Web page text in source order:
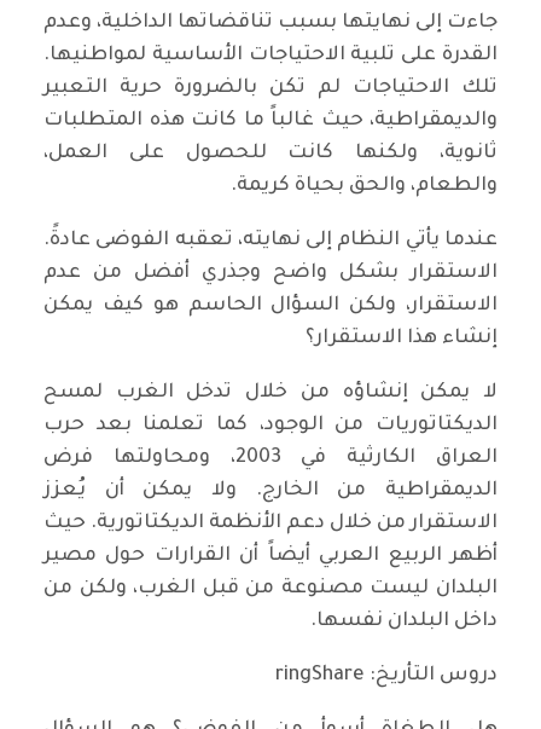
جاءت إلى نهايتها بسبب تناقضاتها الداخلية، وعدم
القدرة على تلبية الاحتياجات الأساسية لمواطنيها.
تلك الاحتياجات لم تكن بالضرورة حرية التعبير
والديمقراطية، حيث غالباً ما كانت هذه المتطلبات
ثانوية، ولكنها كانت للحصول على العمل،
والطعام، والحق بحياة كريمة.
عندما يأتي النظام إلى نهايته، تعقبه الفوضى عادةً.
الاستقرار بشكل واضح وجذري أفضل من عدم
الاستقرار، ولكن السؤال الحاسم هو كيف يمكن
إنشاء هذا الاستقرار؟
لا يمكن إنشاؤه من خلال تدخل الغرب لمسح
الديكتاتوريات من الوجود، كما تعلمنا بعد حرب
العراق الكارثية في 2003، ومحاولتها فرض
الديمقراطية من الخارج. ولا يمكن أن يُعزز
الاستقرار من خلال دعم الأنظمة الديكتاتورية. حيث
أظهر الربيع العربي أيضاً أن القرارات حول مصير
البلدان ليست مصنوعة من قبل الغرب، ولكن من
داخل البلدان نفسها.
دروس التأريخ: ringShare